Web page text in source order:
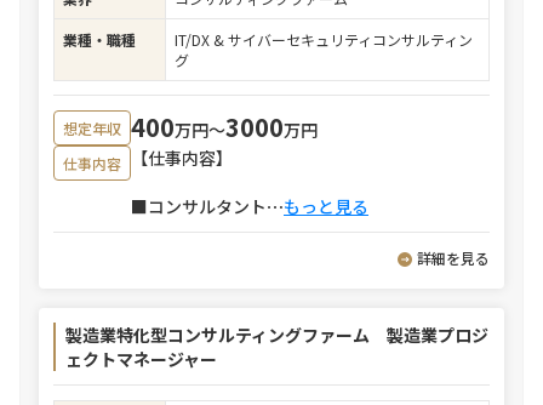
業種・職種
IT/DX & サイバーセキュリティコンサルティン
グ
想定年収 400万円〜3000万円
仕事内容
【仕事内容】
■コンサルタント⋯もっと見る
詳細を見る
製造業特化型コンサルティングファーム 製造業プロジ
ェクトマネージャー